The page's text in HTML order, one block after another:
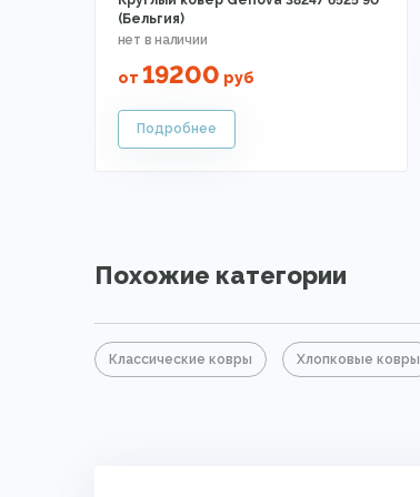
(Бельгия)
от 19200 руб
Похожие категории
Классические ковры Хлопковые ковры